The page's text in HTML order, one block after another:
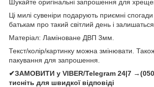
Шукайте оригінальні запрошення для
Ці милі сувеніри подарують приємні
батькам про такий світлий день і
Матеріал: Ламіноване ДВП 3мм.
Текст/колір/картинку можна змінювати.
пакування для запрошення.
✔ЗАМОВИТИ у VIBER/Telegram 24|7
тисніть для швидкої відповіді